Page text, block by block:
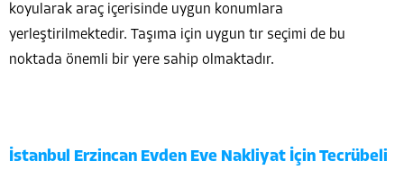
koyularak araç içerisinde uygun konumlara
yerleştirilmektedir. Taşıma için uygun tır seçimi de bu
noktada önemli bir yere sahip olmaktadır.
İstanbul Erzincan Evden Eve Nakliyat İçin Tecrübeli